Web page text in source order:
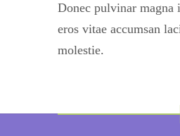
Donec pulvinar magna
eros vitae accumsan
molestie.